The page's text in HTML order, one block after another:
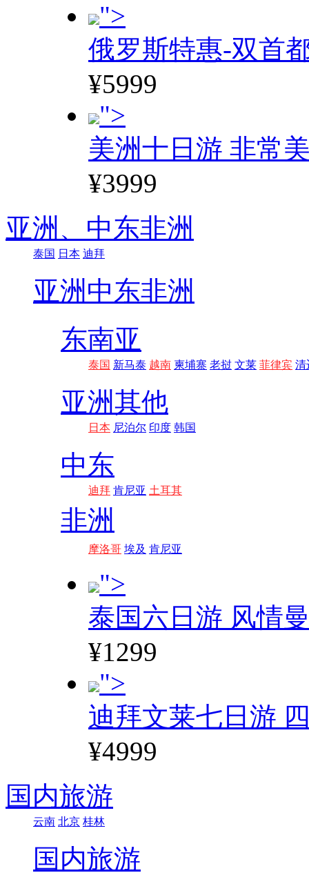
">
俄罗斯特惠-双首
¥5999
">
美洲十日游 非常
¥3999
亚洲、 中东非洲
泰国 日本 迪拜
亚洲 中东非洲
东南亚
泰国 新马泰 越南 柬埔寨 老挝 文莱 菲律宾 清
亚洲其他
日本 尼泊尔 印度 韩国
中东
迪拜 肯尼亚 土耳其
非洲
摩洛哥 埃及 肯尼亚
">
泰国六日游 风情
¥1299
">
迪拜文莱七日游
¥4999
国内旅游
云南 北京 桂林
国内旅游